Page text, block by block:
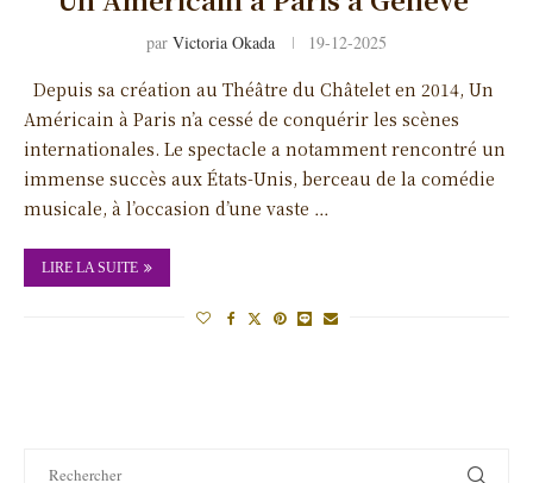
par Victoria Okada 19-12-2025
Depuis sa création au Théâtre du Châtelet en 2014, Un
Américain à Paris n’a cessé de conquérir les scènes
internationales. Le spectacle a notamment rencontré un
immense succès aux États-Unis, berceau de la comédie
musicale, à l’occasion d’une vaste …
LIRE LA SUITE